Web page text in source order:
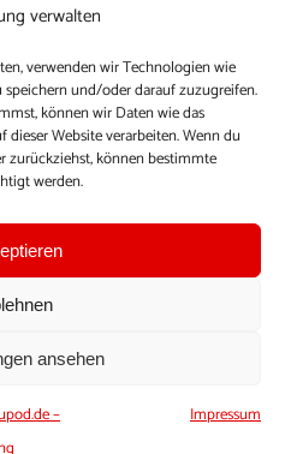
verwalten
verwenden wir Technologien wie
und/oder darauf zuzugreifen.
können wir Daten wie das
Website verarbeiten. Wenn du
können bestimmte
werden.
ansehen
–
Impressum
dir. Sammel
Perspektive und
youpod.de.Du musst
nutzen zu können, ein
und zu